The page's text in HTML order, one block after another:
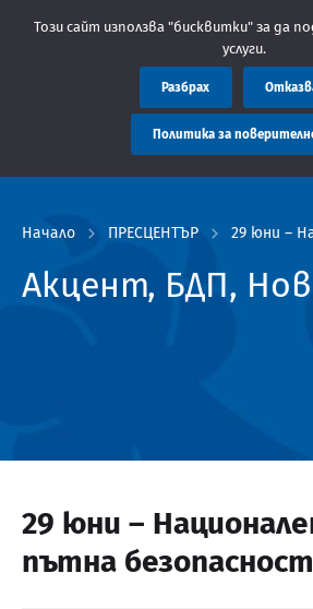
администрация Пловдив
Начало ПРЕСЦЕНТЪР 29 юни –
Акцент, БДП,
29 юни –
пътна безопасност
Този сайт използва "бисквитки" за да
услуги.
Разбрах
Политика за